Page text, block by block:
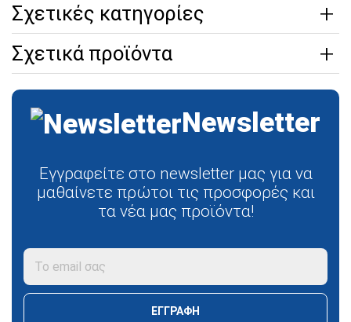
Σχετικές κατηγορίες
Σχετικά προϊόντα
Newsletter
Εγγραφείτε στο newsletter μας για να
μαθαίνετε πρώτοι τις προσφορές και
τα νέα μας προϊόντα!
ΕΓΓΡΑΦΉ